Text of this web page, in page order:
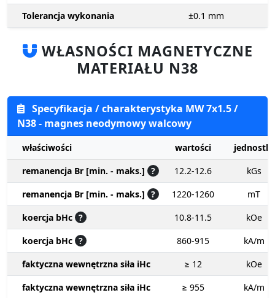
Tolerancja wykonania
±0.1 mm
WŁASNOŚCI MAGNETYCZNE
MATERIAŁU N38
Specyfikacja / charakterystyka MW 7x1.5 /
N38 - magnes neodymowy walcowy
właściwości wartości
jednostki
remanencja Br [min. - maks.] ? 12.2-12.6
kGs
remanencja Br [min. - maks.] ? 1220-1260
mT
koercja bHc ? 10.8-11.5
kOe
koercja bHc ? 860-915
kA/m
faktyczna wewnętrzna siła iHc
≥ 12
kOe
faktyczna wewnętrzna siła iHc
≥ 955
kA/m